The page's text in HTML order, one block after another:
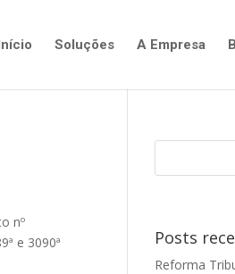
Soluções A Empresa
nº
e 3090ª
Posts
Reforma